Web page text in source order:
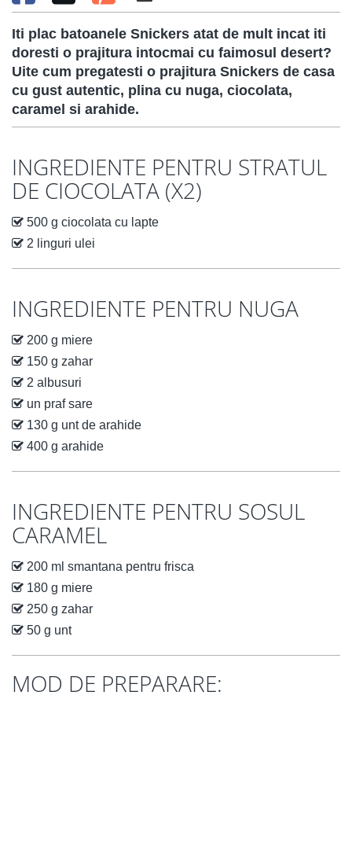
Iti plac batoanele Snickers atat de mult incat iti
doresti o prajitura intocmai cu faimosul desert?
Uite cum pregatesti o prajitura Snickers de casa
cu gust autentic, plina cu nuga, ciocolata,
caramel si arahide.
INGREDIENTE PENTRU STRATUL
DE CIOCOLATA (X2)
500 g ciocolata cu lapte
2 linguri ulei
INGREDIENTE PENTRU NUGA
200 g miere
150 g zahar
2 albusuri
un praf sare
130 g unt de arahide
400 g arahide
INGREDIENTE PENTRU SOSUL
CARAMEL
200 ml smantana pentru frisca
180 g miere
250 g zahar
50 g unt
MOD DE PREPARARE: